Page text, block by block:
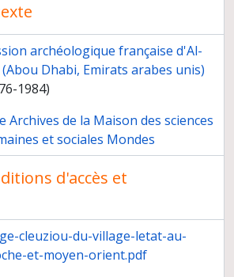
archéologique française d'Al-
Dhabi, Emirats arabes unis)
1984)
Archives de la Maison des sciences
et sociales Mondes
d'accès et
cleuziou-du-village-letat-au-
et-moyen-orient.pdf